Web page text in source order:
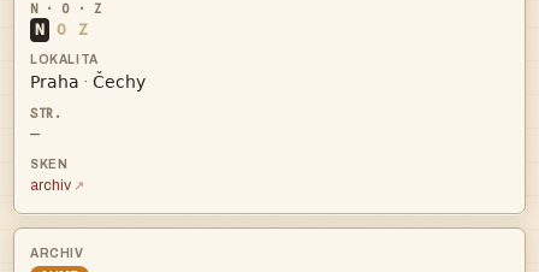
N O Z
 · 
—
archiv